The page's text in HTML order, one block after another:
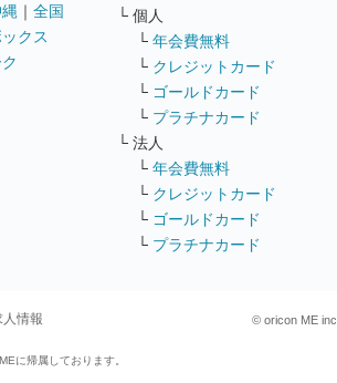
｜ 全国
クス
└ 個人
└ 年会費無料
└ クレジットカード
└ ゴールドカード
└ プラチナカード
└ 法人
└ 年会費無料
└ クレジットカード
└ ゴールドカード
└ プラチナカード
人情報 © oricon ME inc.
に帰属しております。